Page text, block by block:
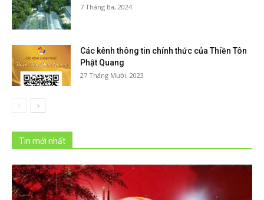
7 Tháng Ba, 2024
Các kênh thông tin chính thức của Thiền Tôn
Phật Quang
27 Tháng Mười, 2023
Tin mới nhất